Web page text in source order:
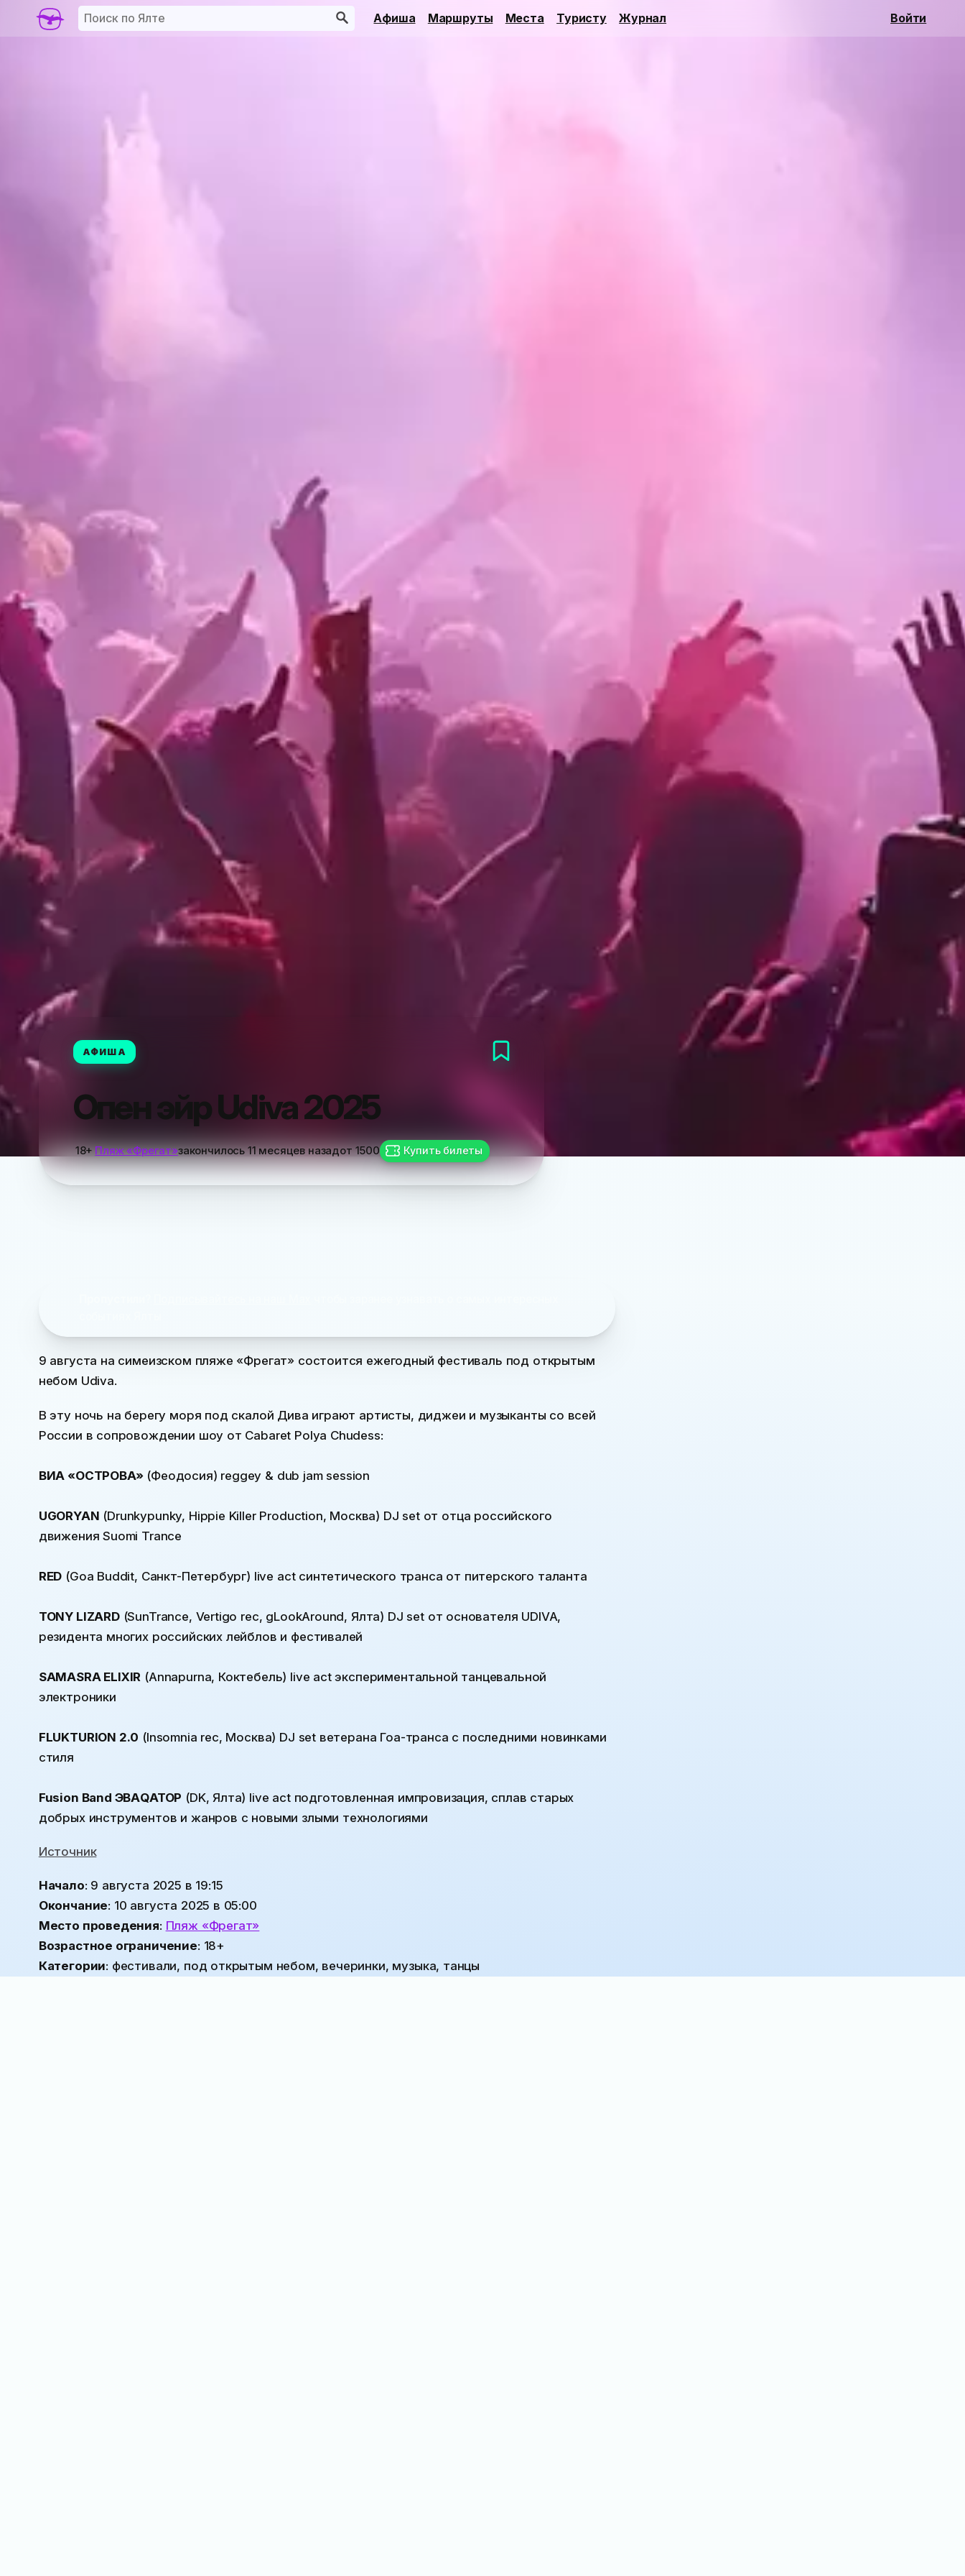
Афиша Маршруты Места Туристу Журнал Войти
АФИША
Опен эйр Udiva 2025
18+Пляж «Фрегат»закончилось11 месяцев назадот1500 Купить билеты
9 августа на симеизском пляже «Фрегат» состоится ежегодный фестиваль под открытым
небом Udiva.
В эту ночь на берегу моря под скалой Дива играют артисты, диджеи и музыканты со всей
России в сопровождении шоу от Cabaret Polya Chudess:
ВИА «ОСТРОВА»(Феодосия) reggey & dub jam session
UGORYAN (Drunkypunky, Hippie Killer Production, Москва) DJ set от отца российского
движения Suomi Trance
RED (Goa Buddit, Санкт-Петербург) live act синтетического транса от питерского таланта
TONY LIZARD(SunTrance, Vertigo rec, gLookAround, Ялта) DJ set от основателя UDIVA,
резидента многих российских лейблов и фестивалей
SAMASRA ELIXIR (Annapurna, Коктебель) live act экспериментальной танцевальной
электроники
FLUKTURION 2.0 (Insomnia rec, Москва) DJ set ветерана Гоа-транса с последними новинками
стиля
Fusion Band ЭВАQАТОР (DK, Ялта) live act подготовленная импровизация, сплав старых
добрых инструментов и жанров с новыми злыми технологиями
Источник
Начало: 9 августа 2025 в 19:15
Окончание: 10 августа 2025 в 05:00
Место проведения: Пляж «Фрегат»
Возрастное ограничение: 18+
Категории: фестивали, под открытым небом, вечеринки, музыка, танцы